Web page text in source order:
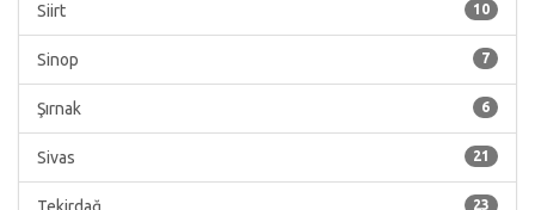
10
Siirt
7
Sinop
6
Şırnak
21
Sivas
23